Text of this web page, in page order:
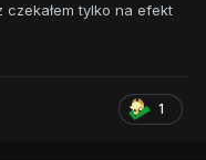
czekałem tylko na efekt
1